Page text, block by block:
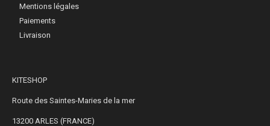
Mentions légales
Paiements
Livraison
KITESHOP
Route des Saintes-Maries de la mer
13200 ARLES (FRANCE)